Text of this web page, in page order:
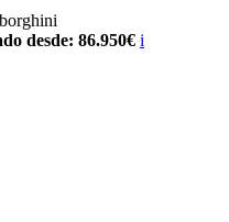
desde: 86.950€ i